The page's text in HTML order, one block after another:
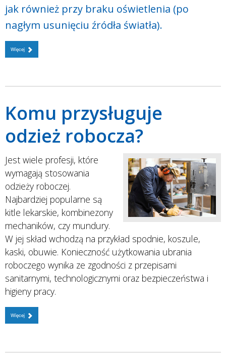
jak również przy braku oświetlenia (po
nagłym usunięciu źródła światła).
Więcej
Komu przysługuje
odzież robocza?
Jest wiele profesji, które
wymagają stosowania
odzieży roboczej.
Najbardziej popularne są
kitle lekarskie, kombinezony
mechaników, czy mundury.
W jej skład wchodzą na przykład spodnie, koszule,
kaski, obuwie. Konieczność użytkowania ubrania
roboczego wynika ze zgodności z przepisami
sanitarnymi, technologicznymi oraz bezpieczeństwa i
higieny pracy.
Więcej